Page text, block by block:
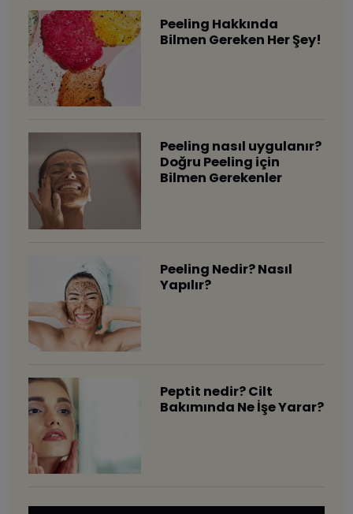
Peeling Hakkında
Bilmen Gereken Her Şey!
Peeling nasıl uygulanır?
Doğru Peeling için
Bilmen Gerekenler
Peeling Nedir? Nasıl
Yapılır?
Peptit nedir? Cilt
Bakımında Ne İşe Yarar?